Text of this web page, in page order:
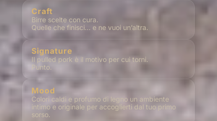
Craft
Birre scelte con cura.
Quelle che finisci… e ne vuoi un’altra.
Signature
Il pulled pork è il motivo per cui torni.
Punto.
Mood
Colori caldi e profumo di legno un ambiente
intimo e originale per accoglierti dal tuo primo
sorso.